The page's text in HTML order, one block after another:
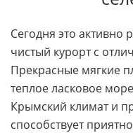
Сегодня это активно
чистый курорт с
Прекрасные мягкие
теплое ласковое
Крымский климат и
способствует